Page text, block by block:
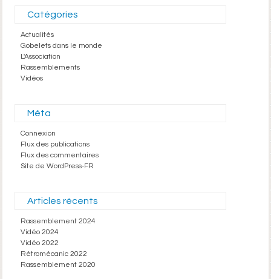
Catégories
Actualités
Gobelets dans le monde
L'Association
Rassemblements
Vidéos
Méta
Connexion
Flux des publications
Flux des commentaires
Site de WordPress-FR
Articles récents
Rassemblement 2024
Vidéo 2024
Vidéo 2022
Rétromécanic 2022
Rassemblement 2020